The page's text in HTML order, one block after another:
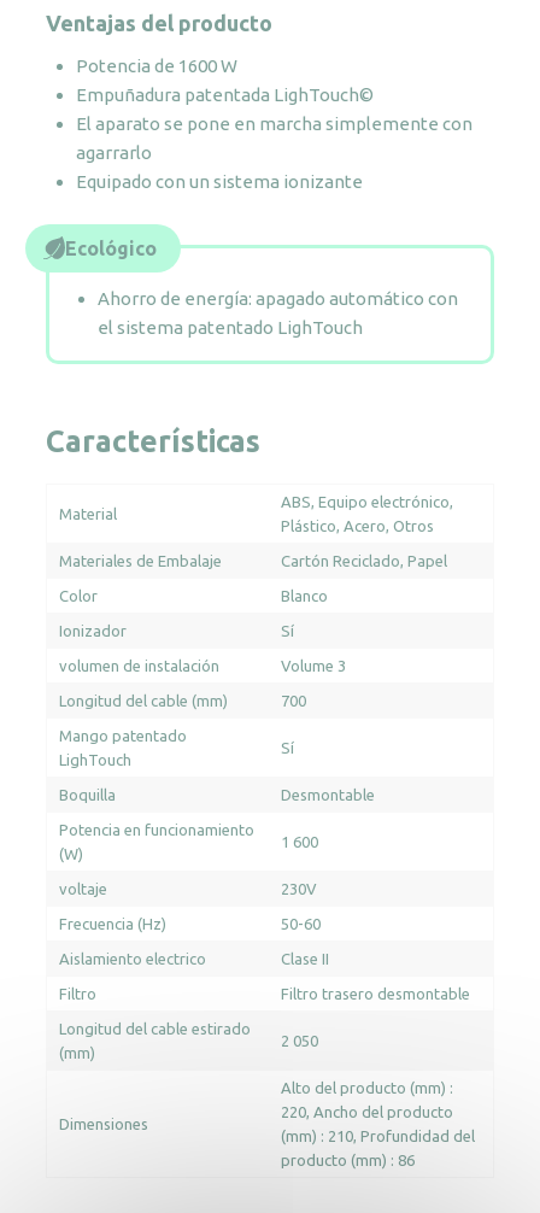
soporte
frontal.
cantidad
Ventajas del producto
Potencia de 1600 W
Empuñadura patentada LighTouch©
El aparato se pone en marcha simplemente con
agarrarlo
Equipado con un sistema ionizante
Ecológico
Ahorro de energía: apagado automático con
el sistema patentado LighTouch
Características
Material
ABS Equipo electrónico
Plástico Acero Otros
Materiales de Embalaje Cartón Reciclado Papel
Color Blanco
Ionizador Sí
volumen de instalación Volume 3
Longitud del cable (mm) 700
Mango patentado
LighTouch
Sí
Boquilla Desmontable
Potencia en funcionamiento
(W)
1 600
voltaje 230V
Frecuencia (Hz) 50-60
Aislamiento electrico Clase II
Filtro Filtro trasero desmontable
Longitud del cable estirado
(mm)
2 050
Dimensiones
Alto del producto (mm) :
220 Ancho del producto
(mm) : 210 Profundidad del
producto (mm) : 86